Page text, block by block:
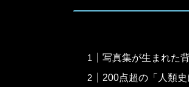
写真集が生まれた
200点超の「人類